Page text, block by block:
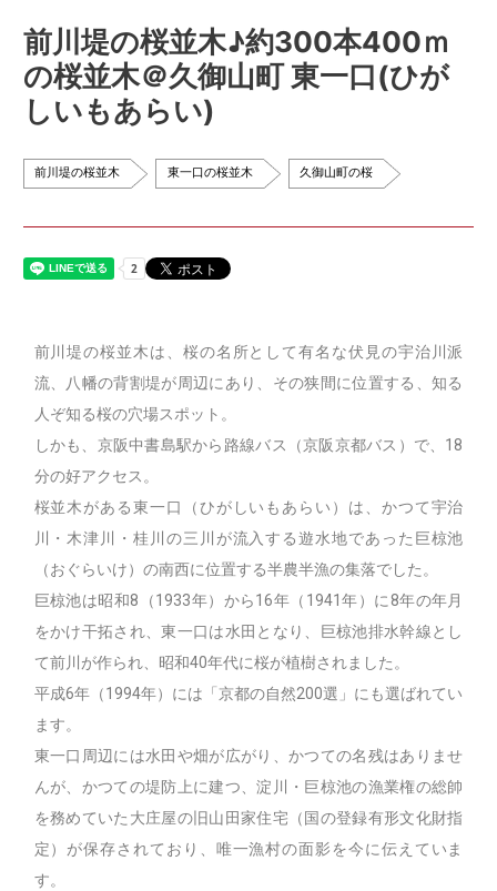
前川堤の桜並木♪約300本400ｍ
の桜並木＠久御山町 東一口(ひが
しいもあらい)
前川堤の桜並木 東一口の桜並木 久御山町の桜
前川堤の桜並木は、桜の名所として有名な伏見の宇治川派
流、八幡の背割堤が周辺にあり、その狭間に位置する、知る
人ぞ知る桜の穴場スポット。
しかも、京阪中書島駅から路線バス（京阪京都バス）で、18
分の好アクセス。
桜並木がある東一口（ひがしいもあらい）は、かつて宇治
川・木津川・桂川の三川が流入する遊水地であった巨椋池
（おぐらいけ）の南西に位置する半農半漁の集落でした。
巨椋池は昭和8（1933年）から16年（1941年）に8年の年月
をかけ干拓され、東一口は水田となり、巨椋池排水幹線とし
て前川が作られ、昭和40年代に桜が植樹されました。
平成6年（1994年）には「京都の自然200選」にも選ばれてい
ます。
東一口周辺には水田や畑が広がり、かつての名残はありませ
んが、かつての堤防上に建つ、淀川・巨椋池の漁業権の総帥
を務めていた大庄屋の旧山田家住宅（国の登録有形文化財指
定）が保存されており、唯一漁村の面影を今に伝えていま
す。